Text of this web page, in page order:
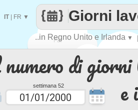
di
settimana 52 e
Fai
contare
..in Regno Unito e Irlanda ▼
Giorni
IT| FR ▼